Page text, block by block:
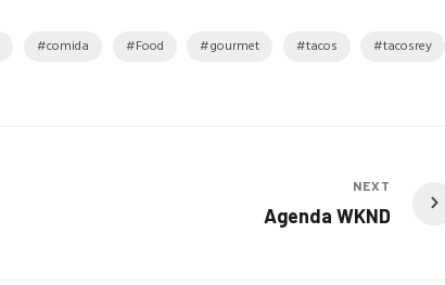
comida Food gourmet tacos tacosrey
NEXT
Agenda WKND